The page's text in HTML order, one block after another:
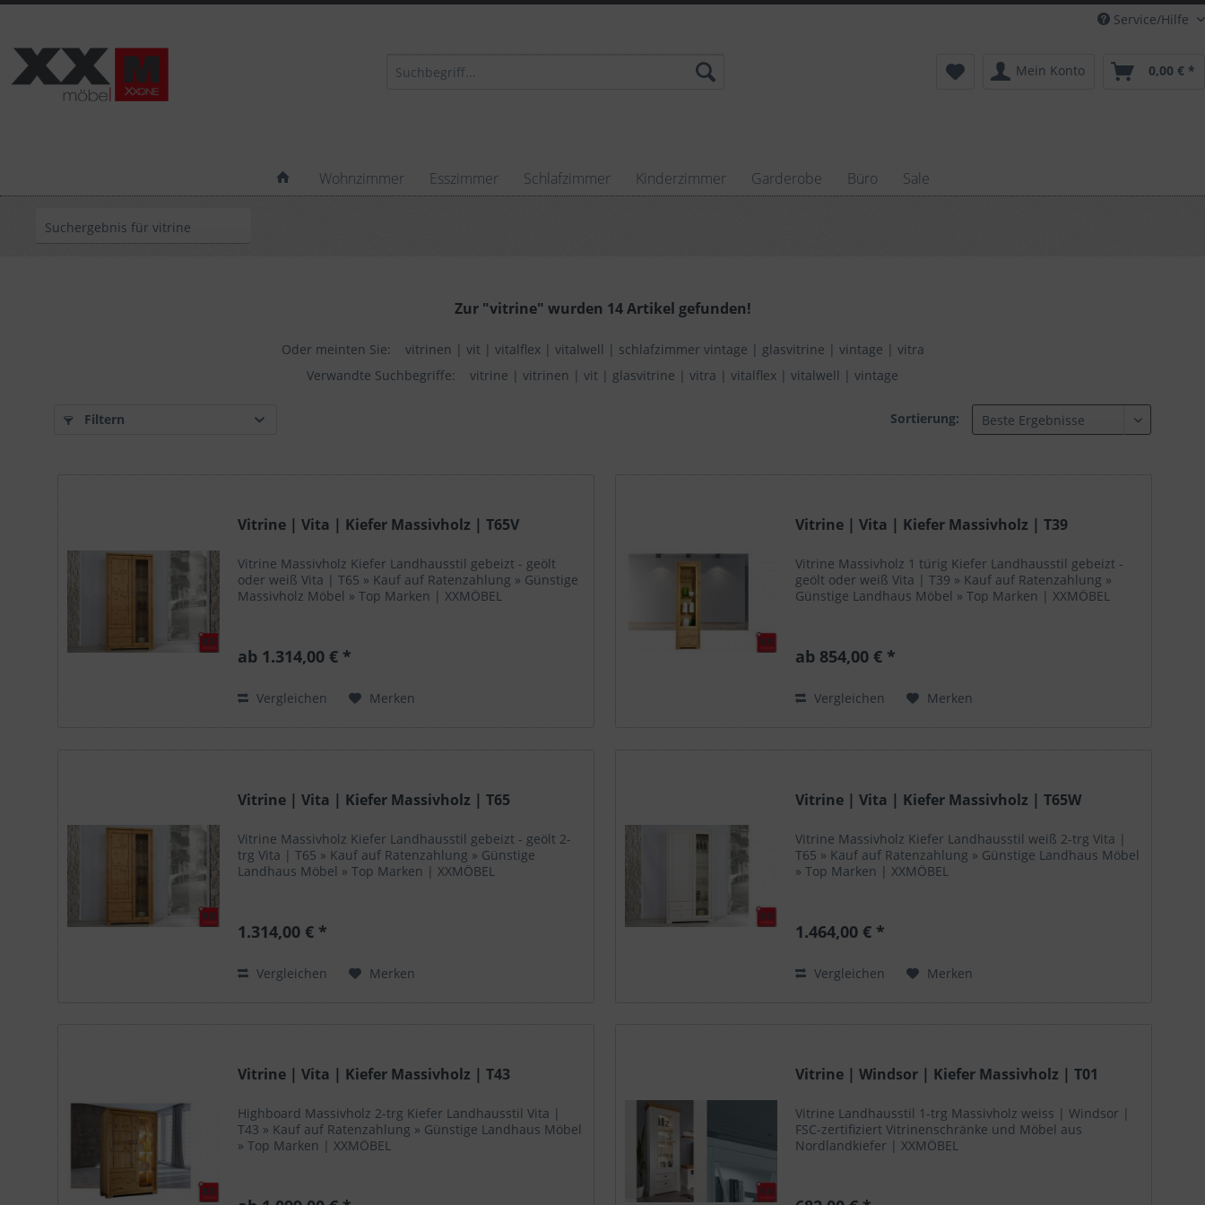
Service/Hilfe
Mein Konto 0,00 € *
Wohnzimmer Esszimmer Schlafzimmer Kinderzimmer Garderobe Büro Sale
Suchergebnis für vitrine
Zur "vitrine" wurden 14 Artikel gefunden!
Oder meinten Sie: vitrinen | vit| vitalflex| vitalwell | schlafzimmer vintage | glasvitrine | vintage | vitra
Verwandte Suchbegriffe:
vitrine | vitrinen | vit | glasvitrine | vitra | vitalflex | vitalwell | vintage
Filtern Sortierung:
Vitrine | Vita | Kiefer Massivholz | T65V
Vitrine Massivholz Kiefer Landhausstil gebeizt - geölt
oder weiß Vita | T65 » Kauf auf Ratenzahlung » Günstige
Massivholz Möbel » Top Marken | XXMÖBEL
ab 1.314,00 € *
Vergleichen Merken
Vitrine | Vita | Kiefer Massivholz | T39
Vitrine Massivholz 1 türig Kiefer Landhausstil gebeizt -
geölt oder weiß Vita | T39 » Kauf auf Ratenzahlung »
Günstige Landhaus Möbel » Top Marken | XXMÖBEL
ab 854,00 € *
Vergleichen Merken
Vitrine | Vita | Kiefer Massivholz | T65
Vitrine Massivholz Kiefer Landhausstil gebeizt - geölt 2-
trg Vita | T65 » Kauf auf Ratenzahlung » Günstige
Landhaus Möbel » Top Marken | XXMÖBEL
1.314,00 € *
Vergleichen Merken
Vitrine | Vita | Kiefer Massivholz | T65W
Vitrine Massivholz Kiefer Landhausstil weiß 2-trg Vita |
T65 » Kauf auf Ratenzahlung » Günstige Landhaus Möbel
» Top Marken | XXMÖBEL
1.464,00 € *
Vergleichen Merken
Vitrine | Vita | Kiefer Massivholz | T43
Highboard Massivholz 2-trg Kiefer Landhausstil Vita |
T43 » Kauf auf Ratenzahlung » Günstige Landhaus Möbel
» Top Marken | XXMÖBEL
Vitrine | Windsor | Kiefer Massivholz | T01
Vitrine Landhausstil 1-trg Massivholz weiss | Windsor |
FSC-zertifiziert Vitrinenschränke und Möbel aus
Nordlandkiefer | XXMÖBEL